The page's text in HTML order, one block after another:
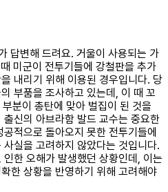
답변해 드려요. 거울이 사용되는 가
미군이 전투기들에 강철판을 추가
내리기 위해 이용된 경우입니다. 당
부품을 조사하고 있는데, 이 때 꼬
분이 총탄에 맞아 벌집이 된 것을
신의 아브라함 발드 교수는 중요한
적으로 돌아오지 못한 전투기들에
실을 고려하지 않았다는 것입니다.
한 오해가 발생했던 상황인데, 이는
한 상황을 반영하기 위해 고려해야